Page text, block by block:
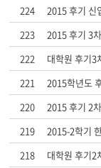
224
2015 후기 신
223
2015 후기 3
222
대학원 후기3
221
2015학년도
220
2015 후기 2
219
2015-2학기
218
대학원 후기2